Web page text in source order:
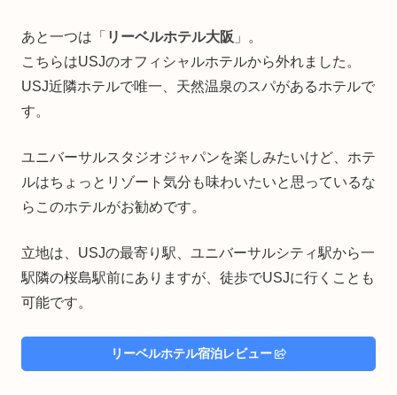
あと一つは「 リーベルホテル大阪 」。
こちらはUSJのオフィシャルホテルから外れました。
USJ近隣ホテルで唯一、天然温泉のスパがあるホテルで
す。
ユニバーサルスタジオジャパンを楽しみたいけど、ホテ
ルはちょっとリゾート気分も味わいたいと思っているな
らこのホテルがお勧めです。
立地は、USJの最寄り駅、ユニバーサルシティ駅から一
駅隣の桜島駅前にありますが、徒歩でUSJに行くことも
可能です。
リーベルホテル宿泊レビュー